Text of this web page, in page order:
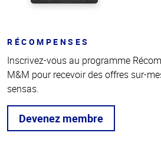
RÉCOMPENSES
Inscrivez-vous au programme
M&M pour recevoir des offres sur-
sensas.
Devenez membre